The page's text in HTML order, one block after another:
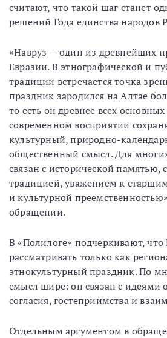
считают, что такой шаг станет
решений Года единства народов
«Навруз — один из древнейших
Евразии. В этнографической и
традиции встречается точка
праздник зародился на Алтае
то есть он древнее всех
современном восприятии
культурный, природно-
общественный смысл. Для
связан с исторической памятью,
традицией, уважением к
и культурной
обращении.
В «Полилоге» подчеркивают, что
рассматривать только как
этнокультурный праздник. По
смысл шире: он связан с идеями
согласия, гостеприимства и
Отдельным аргументом в